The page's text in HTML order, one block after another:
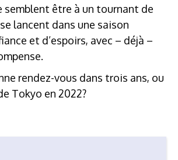
semblent être à un tournant de
lancent dans une saison
et d’espoirs, avec – déjà –
rendez-vous dans trois ans, ou
Tokyo en 2022?